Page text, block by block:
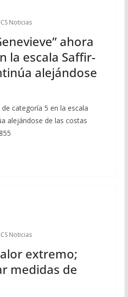
Noticias
ahora
la escala Saffir-
alejándose
de categoría 5 en la escala
alejándose de las costas
Noticias
extremo;
medidas de